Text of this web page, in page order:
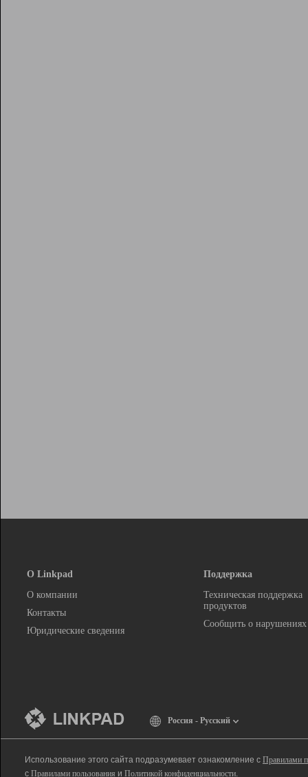
О Linkpad
О компании
Контакты
Юридические сведения
Поддержка
Техническая поддержка
продуктов
Сообщить о нарушениях
Россия - Русский
Использование этого сайта подразумевает ознакомление с Правилами
с Правилами пользования и Политикой конфиденциальности.